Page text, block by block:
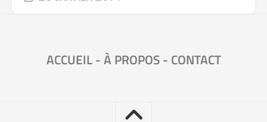
ACCUEIL-À PROPOS- CONTACT